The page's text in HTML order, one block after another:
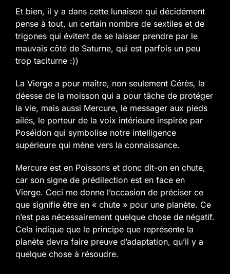
Et bien, il y a dans cette lunaison qui décidément
pense à tout, un certain nombre de sextiles et de
trigones qui évitent de se laisser prendre par le
mauvais côté de Saturne, qui est parfois un peu
trop taciturne :))
La Vierge a pour maître, non seulement Cérès, la
déesse de la moisson qui a pour tâche de protéger
la vie, mais aussi Mercure, le messager aux pieds
ailés, le porteur de la voix intérieure inspirée par
Poséidon qui symbolise notre intelligence
supérieure qui mène vers la connaissance.
Mercure est en Poissons et donc dit-on en chute,
car son signe de prédilection est en face en
Vierge. Ceci me donne l’occasion de préciser ce
que signifie être en « chute » pour une planète. Ce
n’est pas nécessairement quelque chose de négatif.
Cela indique que le principe que représente la
planète devra faire preuve d’adaptation, qu’il y a
quelque chose à résoudre.